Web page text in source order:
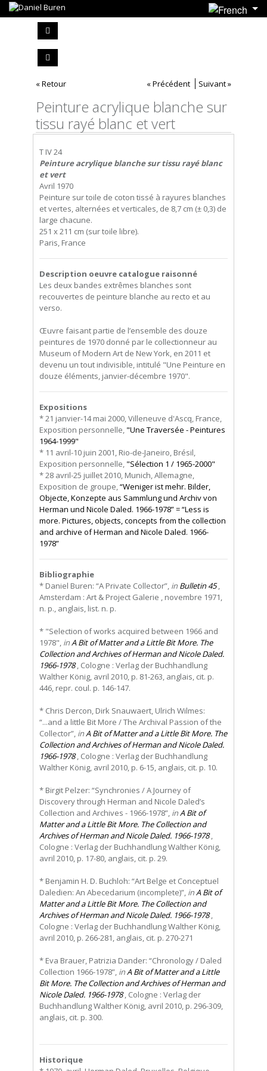
« Retour « Précédent Suivant »
Peinture acrylique blanche sur
tissu rayé blanc et vert
T IV 24
Peinture acrylique blanche sur tissu rayé blanc
et vert
Avril 1970
Peinture sur toile de coton tissé à rayures blanches
et vertes, alternées et verticales, de 8,7 cm (± 0,3) de
large chacune.
251 x 211 cm (sur toile libre).
Paris, France
Description oeuvre catalogue raisonné
Les deux bandes extrêmes blanches sont
recouvertes de peinture blanche au recto et au
verso.
Œuvre faisant partie de l’ensemble des douze
peintures de 1970 donné par le collectionneur au
Museum of Modern Art de New York, en 2011 et
devenu un tout indivisible, intitulé "Une Peinture en
douze éléments, janvier-décembre 1970".
Expositions
* 21 janvier-14 mai 2000, Villeneuve d'Ascq, France,
Exposition personnelle, "Une Traversée - Peintures
1964-1999"
* 11 avril-10 juin 2001, Rio-de-Janeiro, Brésil,
Exposition personnelle, "Sélection 1 / 1965-2000"
* 28 avril-25 juillet 2010, Munich, Allemagne,
Exposition de groupe,“Weniger ist mehr. Bilder,
Objecte, Konzepte aus Sammlung und Archiv von
Herman und Nicole Daled. 1966-1978” = “Less is
more. Pictures, objects, concepts from the collection
and archive of Herman and Nicole Daled. 1966-
1978”
Bibliographie
* Daniel Buren: “A Private Collector”, in Bulletin 45,
Amsterdam : Art & Project Galerie , novembre 1971,
n. p., anglais, list. n. p.
* "Selection of works acquired between 1966 and
1978", inA Bit of Matter and a Little Bit More. The
Collection and Archives of Herman and Nicole Daled.
1966-1978, Cologne : Verlag der Buchhandlung
Walther König, avril 2010, p. 81-263, anglais, cit. p.
446, repr. coul. p. 146-147.
* Chris Dercon, Dirk Snauwaert, Ulrich Wilmes:
“...and a little Bit More / The Archival Passion of the
Collector”, inA Bit of Matter and a Little Bit More. The
Collection and Archives of Herman and Nicole Daled.
1966-1978, Cologne : Verlag der Buchhandlung
Walther König, avril 2010, p. 6-15, anglais, cit. p. 10.
* Birgit Pelzer: “Synchronies / A Journey of
Discovery through Herman and Nicole Daled’s
Collection and Archives - 1966-1978”, inA Bit of
Matter and a Little Bit More. The Collection and
Archives of Herman and Nicole Daled. 1966-1978,
Cologne : Verlag der Buchhandlung Walther König,
avril 2010, p. 17-80, anglais, cit. p. 29.
* Benjamin H. D. Buchloh: “Art Belge et Conceptuel
Daledien: An Abecedarium (incomplete)”, inA Bit of
Matter and a Little Bit More. The Collection and
Archives of Herman and Nicole Daled. 1966-1978,
Cologne : Verlag der Buchhandlung Walther König,
avril 2010, p. 266-281, anglais, cit. p. 270-271
* Eva Brauer, Patrizia Dander: “Chronology / Daled
Collection 1966-1978”, inA Bit of Matter and a Little
Bit More. The Collection and Archives of Herman and
Nicole Daled. 1966-1978, Cologne : Verlag der
Buchhandlung Walther König, avril 2010, p. 296-309,
anglais, cit. p. 300.
Historique